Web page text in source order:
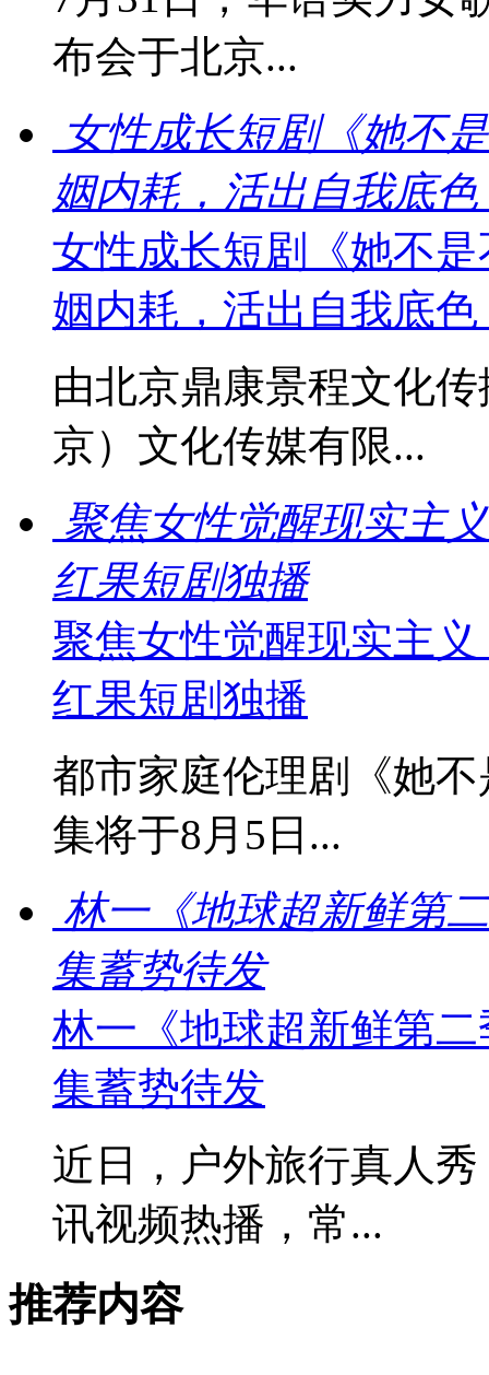
布会于北京...
女性成长短剧《她不
姻内耗，活出自我底色
女性成长短剧《她不
姻内耗，活出自我底色
由北京鼎康景程文化
京）文化传媒有限...
聚焦女性觉醒现实主
红果短剧独播
聚焦女性觉醒现实主
红果短剧独播
都市家庭伦理剧《她
集将于8月5日...
林一《地球超新鲜第
集蓄势待发
林一《地球超新鲜第
集蓄势待发
近日，户外旅行真人
讯视频热播，常...
推荐内容